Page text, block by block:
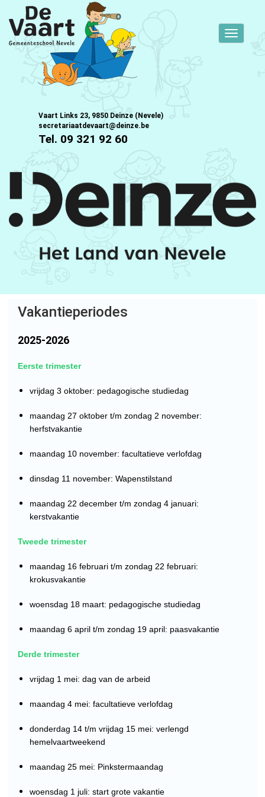
Vaart Links 23, 9850 Deinze (Nevele)
secretariaatdevaart@deinze.be
Tel. 09 321 92 60
Toggle
Vakantieperiodes
2025-2026
Eerste trimester
vrijdag 3 oktober: pedagogische studiedag
maandag 27 oktober t/m zondag 2 november:
herfstvakantie
maandag 10 november: facultatieve verlofdag
dinsdag 11 november: Wapenstilstand
maandag 22 december t/m zondag 4 januari:
kerstvakantie
Tweede trimester
maandag 16 februari t/m zondag 22 februari:
krokusvakantie
woensdag 18 maart: pedagogische studiedag
maandag 6 april t/m zondag 19 april: paasvakantie
Derde trimester
vrijdag 1 mei: dag van de arbeid
maandag 4 mei: facultatieve verlofdag
donderdag 14 t/m vrijdag 15 mei: verlengd
hemelvaartweekend
maandag 25 mei: Pinkstermaandag
woensdag 1 juli: start grote vakantie